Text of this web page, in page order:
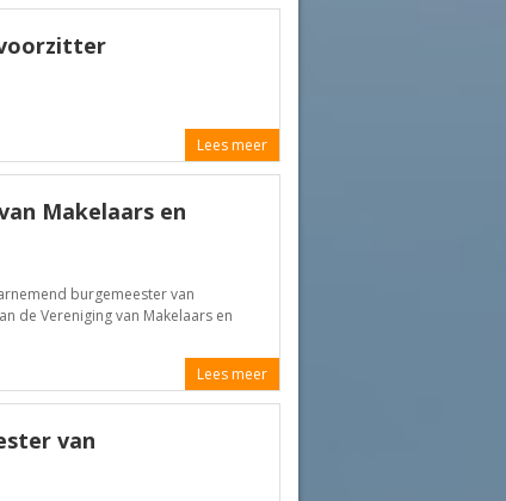
Lees meer
Makelaars en
burgemeester van
de Vereniging van Makelaars en
Lees meer
van